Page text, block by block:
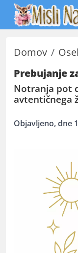
Domov
Prebujanje
Notranja pot
avtentičnega
Objavljeno, dne